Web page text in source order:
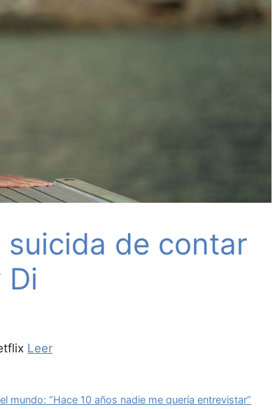
de contar
Di
Leer
mundo: “Hace 10 años nadie me quería entrevistar”